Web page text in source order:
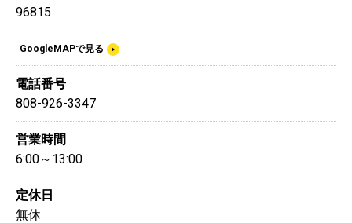
96815
GoogleMAPで見る
電話番号
808-926-3347
営業時間
6:00～13:00
定休日
無休